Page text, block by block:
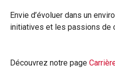
Envie d’évoluer dans un
initiatives et les passions de
Découvrez notre page